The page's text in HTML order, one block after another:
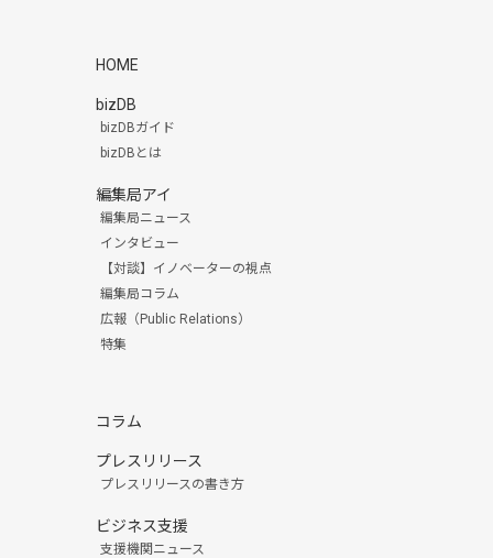
HOME
bizDB
bizDBガイド
bizDBとは
編集局アイ
編集局ニュース
インタビュー
【対談】イノベーターの視点
編集局コラム
広報（Public Relations）
特集
コラム
プレスリリース
プレスリリースの書き方
ビジネス支援
支援機関ニュース